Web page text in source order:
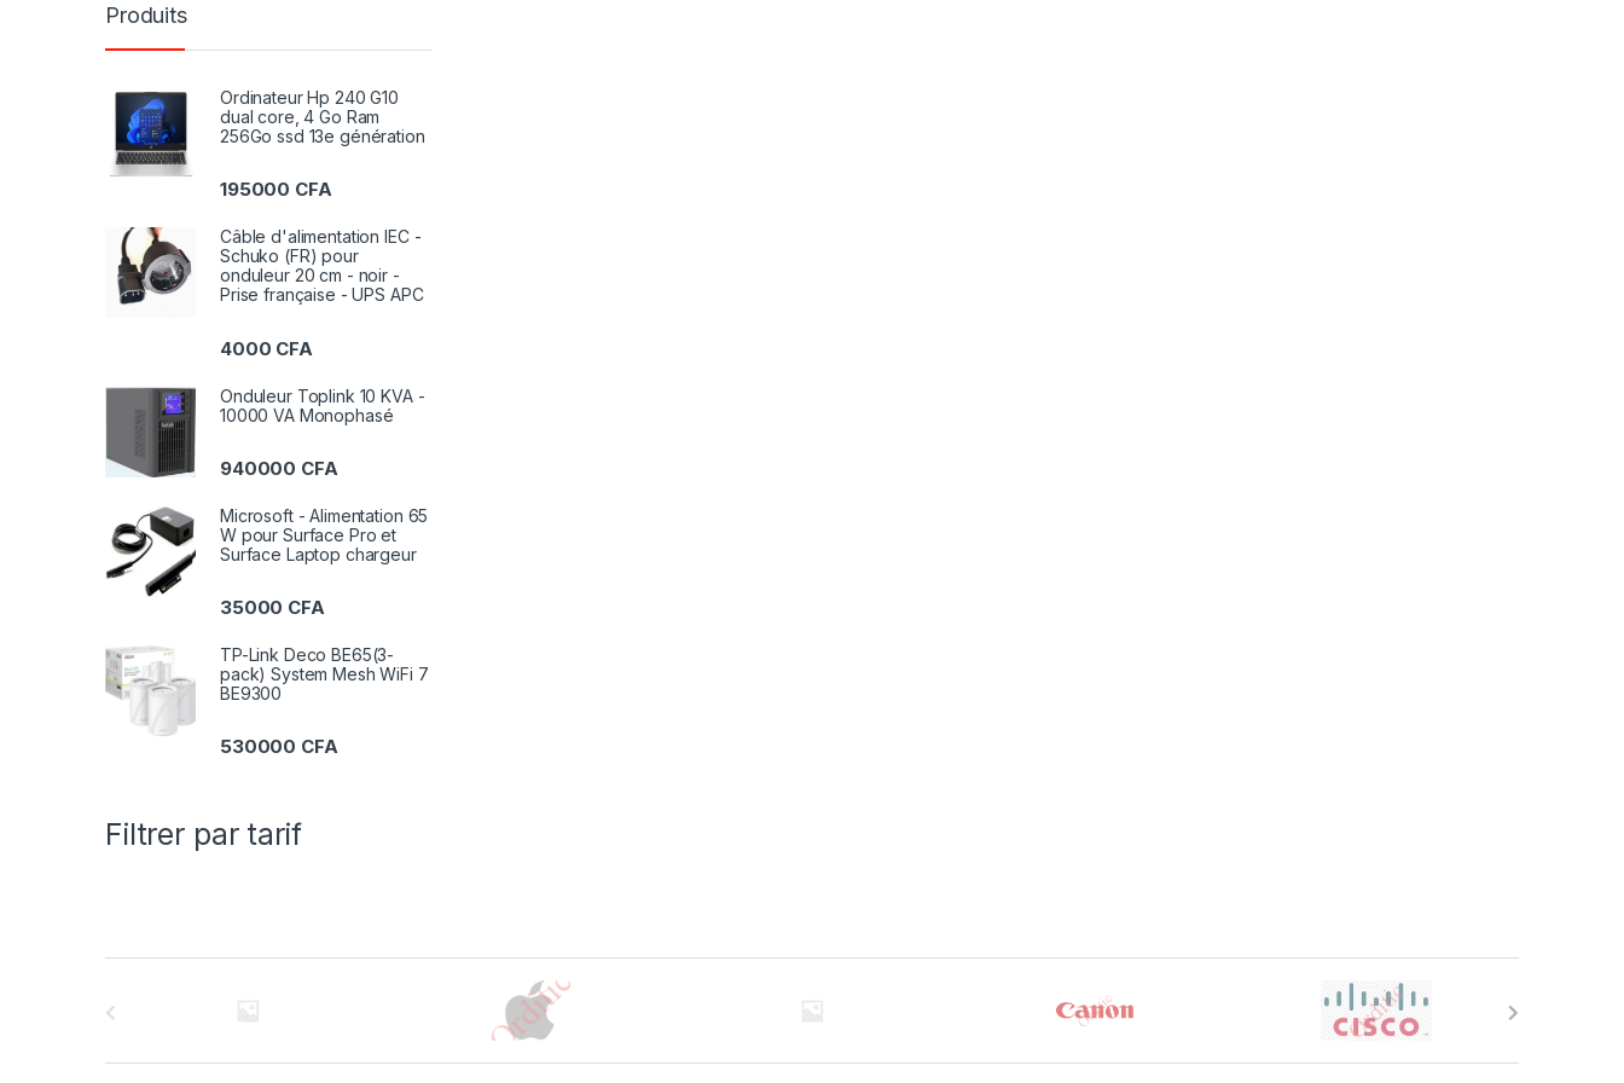
Produits
Ordinateur Hp 240 G10
dual core, 4 Go Ram
256Go ssd 13e génération
195000 CFA
Câble d'alimentation IEC -
Schuko (FR) pour
onduleur 20 cm - noir -
Prise française - UPS APC
4000 CFA
Onduleur Toplink 10 KVA -
10000 VA Monophasé
940000 CFA
Microsoft - Alimentation 65
W pour Surface Pro et
Surface Laptop chargeur
35000 CFA
TP-Link Deco BE65(3-
pack) System Mesh WiFi 7
BE9300
530000 CFA
Filtrer par tarif